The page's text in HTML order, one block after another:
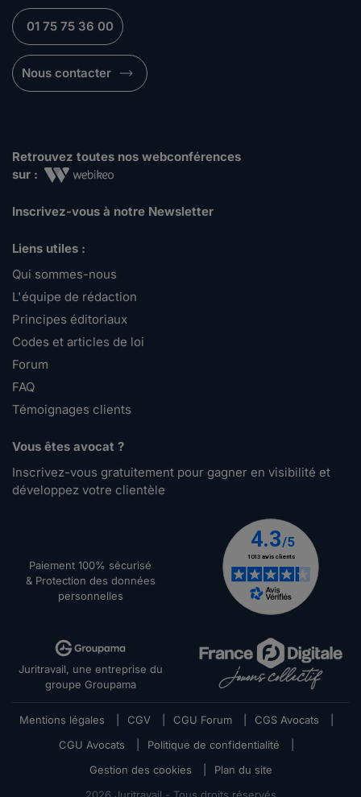
01 75 75 36 00
Nous contacter
Retrouvez toutes nos webconférences
sur :
Inscrivez-vous à notre Newsletter
Liens utiles :
Qui sommes-nous
L'équipe de rédaction
Principes éditoriaux
Codes et articles de loi
Forum
FAQ
Témoignages clients
Vous êtes avocat ?
Inscrivez-vous gratuitement pour gagner en visibilité et
développez votre clientèle
Paiement 100% sécurisé
& Protection des données
personnelles
Juritravail, une entreprise du
groupe Groupama
Mentions légales CGV CGU Forum CGS Avocats
CGU Avocats
Politique de confidentialité
Gestion des cookies
Plan du site